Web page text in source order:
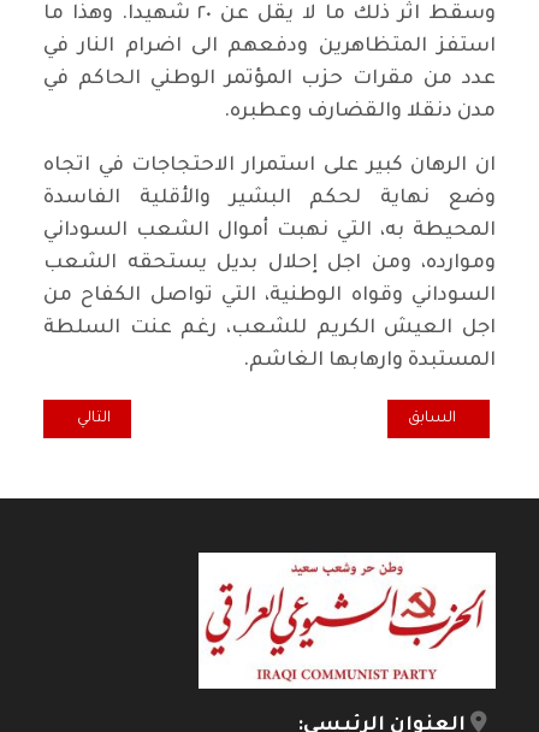
وسقط اثر ذلك ما لا يقل عن ٢٠ شهيدا. وهذا ما
استفز المتظاهرين ودفعهم الى اضرام النار في
عدد من مقرات حزب المؤتمر الوطني الحاكم في
مدن دنقلا والقضارف وعطبره.
ان الرهان كبير على استمرار الاحتجاجات في اتجاه
وضع نهاية لحكم البشير والأقلية الفاسدة
المحيطة به، التي نهبت أموال الشعب السوداني
وموارده، ومن اجل إحلال بديل يستحقه الشعب
السوداني وقواه الوطنية، التي تواصل الكفاح من
اجل العيش الكريم للشعب، رغم عنت السلطة
المستبدة وارهابها الغاشم.
المقال السابق: وقفة اقتصادية.. عندما تصبح الصناعة التحويلية شيئا
السابق المقال التالي:
التالي
العنوان الرئيسي: